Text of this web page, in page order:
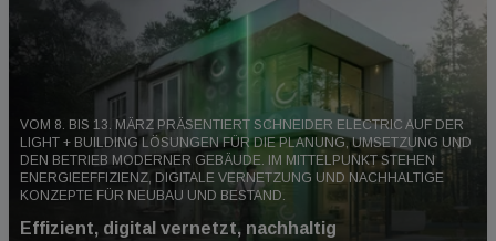
VOM 8. BIS 13. MÄRZ PRÄSENTIERT SCHNEIDER ELECTRIC AUF DER
LIGHT + BUILDING LÖSUNGEN FÜR DIE PLANUNG, UMSETZUNG UND
DEN BETRIEB MODERNER GEBÄUDE. IM MITTELPUNKT STEHEN
ENERGIEEFFIZIENZ, DIGITALE VERNETZUNG UND NACHHALTIGE
KONZEPTE FÜR NEUBAU UND BESTAND.
Effizient, digital vernetzt, nachhaltig